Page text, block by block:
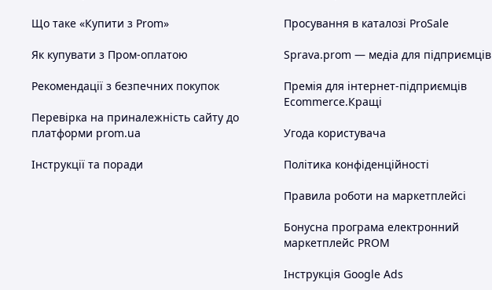
Що таке «Купити з Prom»
Як купувати з Пром-оплатою
Рекомендації з безпечних покупок
Перевірка на приналежність сайту до
платформи prom.ua
Інструкції та поради
Просування в каталозі ProSale
Sprava.prom — медіа для підприємців
Премія для інтернет-підприємців
Ecommerce.Кращі
Угода користувача
Політика конфіденційності
Правила роботи на маркетплейсі
Бонусна програма електронний
маркетплейс PROM
Інструкція Google Ads